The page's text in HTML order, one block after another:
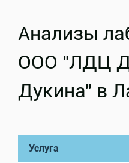
Анализы
ООО "ЛДЦ
Дукина" в
Услуга